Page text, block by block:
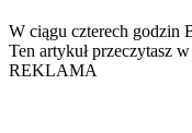
W ciągu czterech godzin
Ten artykuł przeczytasz w
REKLAMA